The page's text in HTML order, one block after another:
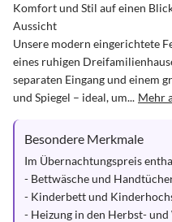
Komfort und Stil auf einen
Aussicht
Unsere modern eingerichtete
eines ruhigen
separaten Eingang und einem
und Spiegel – ideal, um... Mehr
Besondere Merkmale
Im Übernachtungspreis
- Bettwäsche und
- Kinderbett und
- Heizung in den Herbst-